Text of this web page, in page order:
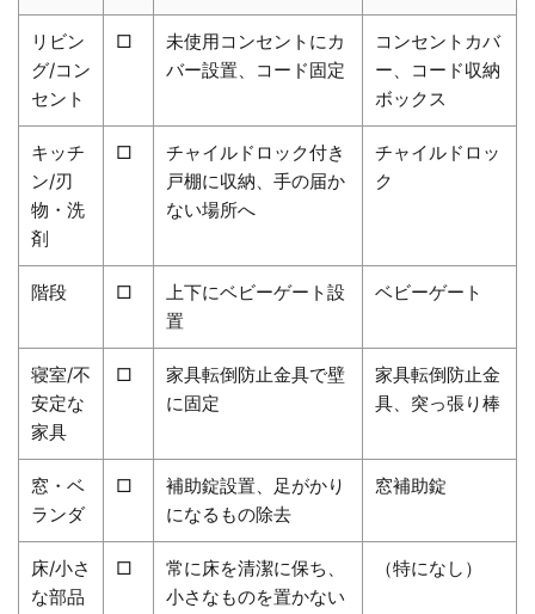
リビン
グ/コン
セント
□
未使用コンセントにカ
バー設置、コード固定
コンセントカバ
ー、コード収納
ボックス
キッチ
ン/刃
物・洗
剤
□
チャイルドロック付き
戸棚に収納、手の届か
ない場所へ
チャイルドロッ
ク
階段 □
上下にベビーゲート設
置
ベビーゲート
寝室/不
安定な
家具
□
家具転倒防止金具で壁
に固定
家具転倒防止金
具、突っ張り棒
窓・ベ
ランダ
□
補助錠設置、足がかり
になるもの除去
窓補助錠
床/小さ
な部品
□
常に床を清潔に保ち、
小さなものを置かない
（特になし）